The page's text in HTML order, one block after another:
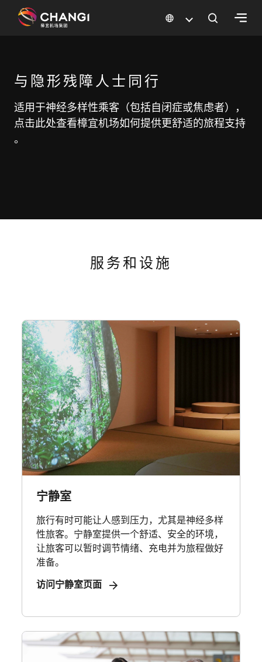
所
有
樟
宜
网
站:
言:
与隐形残障人士同行
适用于神经多样性乘客（包括自闭症或焦虑者），
点击此处查看樟宜机场如何提供更舒适的旅程支持
。
服务和设施
宁静室
旅行有时可能让人感到压力，尤其是神经多样
性旅客。宁静室提供一个舒适、安全的环境，
让旅客可以暂时调节情绪、充电并为旅程做好
准备。
访问宁静室页面